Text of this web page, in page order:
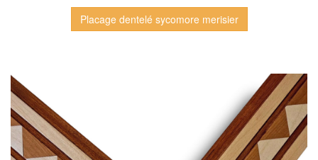
Placage dentelé sycomore merisier